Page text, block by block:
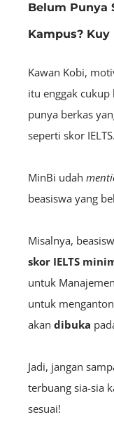
Belum Punya
Kampus? Kuy
Kawan Kobi,
itu enggak
punya berkas
seperti skor IELTS.
MinBi udah
beasiswa yang
Misalnya,
skor IELTS
untuk
untuk
akan dibuka
Jadi, jangan
terbuang sia-sia
sesuai!